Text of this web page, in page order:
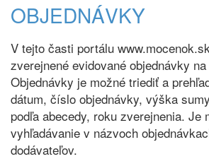
OBJEDNÁVKY
V tejto časti portálu
zverejnené evidované objednávky
Objednávky je možné triediť a
dátum, číslo objednávky, výška
podľa abecedy, roku zverejnenia. Je
vyhľadávanie v názvoch
dodávateľov.